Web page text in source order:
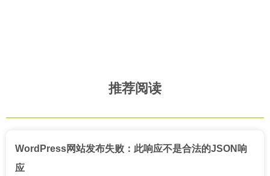
推荐阅读
WordPress网站发布失败：此响应不是合法的JSON响
应